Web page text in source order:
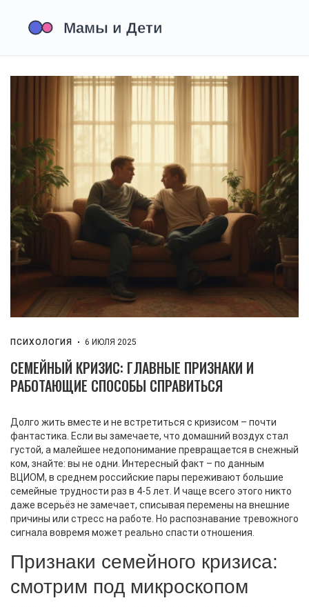
ПСИХОЛОГИЯ 6 ИЮЛЯ 2025
СЕМЕЙНЫЙ КРИЗИС: ГЛАВНЫЕ ПРИЗНАКИ И
РАБОТАЮЩИЕ СПОСОБЫ СПРАВИТЬСЯ
Долго жить вместе и не встретиться с кризисом – почти
фантастика. Если вы замечаете, что домашний воздух стал
густой, а малейшее недопонимание превращается в снежный
ком, знайте: вы не одни. Интересный факт – по данным
ВЦИОМ, в среднем российские пары переживают большие
семейные трудности раз в 4-5 лет. И чаще всего этого никто
даже всерьёз не замечает, списывая перемены на внешние
причины или стресс на работе. Но распознавание тревожного
сигнала вовремя может реально спасти отношения.
Признаки семейного кризиса:
смотрим под микроскопом